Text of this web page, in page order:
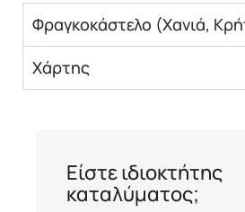
Φραγκοκάστελο (Χανιά,
Χάρτης
Είστε ιδιοκτήτης
καταλύματος;